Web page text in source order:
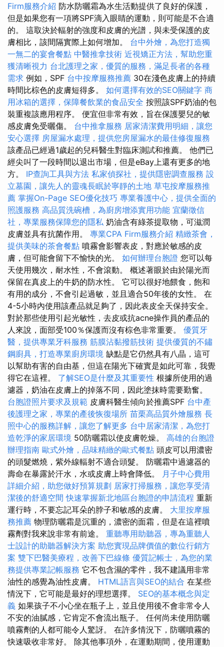
Firm服務介紹 防水防曬霜為水生活動提供了良好的保護，
但是如果您有一項將SPF滴入眼睛的運動，則可能是不合適
的。 這取決於輻射的強度和皮膚的光譜，與未受保護的皮
膚相比，該間隔實際上如何增加。 台中外燴，為您打造獨
一無二的宴會餐點 中醫推拿技術 近視矯正方法，幫助您重
獲清晰視力 台北護理之家，優質的服務，滿足長者的各種
需求 例如，SPF 台中按摩服務推薦 30在淺色皮膚上的持續
時間比棕色的皮膚短得多。 如何選擇有效的SEO關鍵字 商
用冰箱的選擇，保障餐飲業的食品安全 按照該SPF奶油的包
裝重複該應用程序。 便宜但非常有效，旨在保護嬰兒的敏
感皮膚免受曬傷。 台中推拿服務 居家清潔費用明細，讓您
安心選擇 房屋漏水處理，提供您房屋漏水的最佳修復服務
該產品已經過1歲起的兒科醫生對臨床測試和推薦。 他們已
經尖叫了一段時間以退出市場，但是eBay上還有更多的地
方。 IP查詢工具與方法 私家偵探社，提供隱密調查服務 設
立墓園，讓先人的靈魂長眠於寧靜的土地 草屯按摩服務推
薦 掌握On-Page SEO優化技巧 專業養護中心，提供全面的
照護服務 高品質洗碗槽，為廚房增添實用功能 宜蘭徵信
社，專業服務保障您的隱私 奶油含有綠茶提取物，可滋潤
皮膚並具有抗菌作用。 專業CPA Firm服務介紹 精緻茶會，
提供美味的茶會餐點 噴霧會影響表皮，對應於敏感的皮
膚，但可能會留下不愉快的光。 如何辦理台胞證 您可以每
天使用幾次，耐水性，不會滾動。 概述著眼於由於陽光而
保留在真皮上的牛奶的防水性。 它可以很好地餵食，飽和
有用的成分，不會引起過敏，並且適合50年後的女性。 在
4-5小時內使用該產品就足夠了，因此表皮全天保持安全。
對於那些使用引起光敏性，去皮或抗acne操作員的產品的
人來說，面部受100％保護而沒有棕色非常重要。 優質牙
醫，提供專業牙科服務 筋膜沾黏撥筋技術 提供優質的不鏽
鋼廚具，打造專業廚房環境 缺點是它仍然具有八晶，這可
以幫助有害的自由基，但這在陽光下確實是如此可靠，我覺
得它在這裡。 了解SEO是什麼及其重要性 根據所使用的過
濾器，奶油在皮膚上的掉落不同，因此塗抹時需要勤奮。
台胞證照片要求及規範 皮膚科醫生傾向於推薦SPF 台中產
後護理之家，專業的產後恢復場所 苗栗高品質外燴服務 長
照中心的服務詳解，讓您了解更多 台中居家清潔，為您打
造乾淨的家居環境 50防曬霜以使皮膚乾燥。 高雄的台胞證
辦理指南 歐式外燴，品味精緻的歐式餐點 頭皮可以用濃密
的頭髮燃燒，紫外線輻射不適合頭髮。 防曬霜中過濾器的
壽命在暴露於汗水，水或皮膚上時會降低。
月子中心費用
詳細介紹，助您做好預算規劃 居家打掃服務，讓您享受清
潔後的舒適空間 快速掌握新北地區台胞證的申請流程 重新
運行時，不要忘記耳朵的脖子和敏感的皮膚。 大里按摩服
務推薦 物理防曬霜是沉重的，濃密的面霜，但是在這裡噴
霧劑對我來說非常有前途。 重聽專用助聽器，專為重聽人
士設計的助聽器解決方案 助您實現品牌價值的數位行銷方
案 雙下巴醫美療程，改善下巴線條 優質記帳士，為您的業
務提供專業記帳服務 它不包含濕的零件，我不建議用非常
油性的感覺為油性皮膚。 HTML語言與SEO的結合 在某些
情況下，它可能是最好的理想選擇。 SEO的基本概念與定
義 如果孩子不小心坐在瓶子上，並且使用後不會非常令人
不安的油膩感，它肯定不會流出瓶子。 任何尚未使用防曬
噴霧劑的人都可能令人驚訝。 在許多情況下，防曬噴霧的
快速吸收非常好。 除其他事項外，在運動期間，使用運動